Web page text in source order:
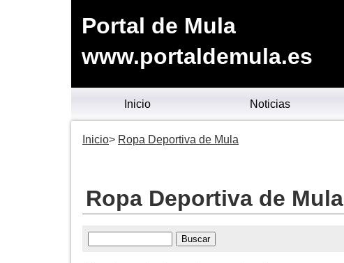
Portal de Mula
www.portaldemula.es
Inicio Noticias
Inicio Ropa Deportiva de Mula
Ropa Deportiva de Mula